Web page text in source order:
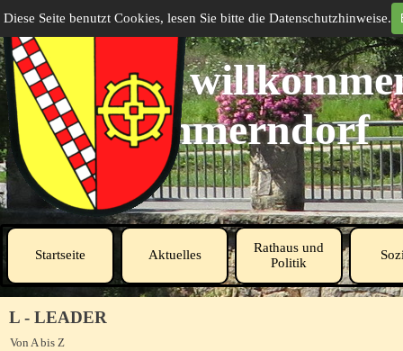
Diese Seite benutzt Cookies, lesen Sie bitte die Datenschutzhinweise.
Herzlich
Ammerndorf
Startseite Aktuelles
Rathaus und
Politik
▼
L - LEADER
Von A bis Z